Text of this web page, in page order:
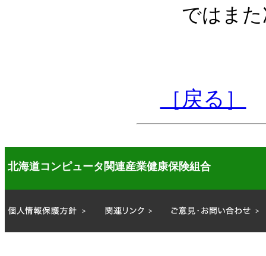
ではまた
［戻る］
北海道コンピュータ関連産業健康保険組合